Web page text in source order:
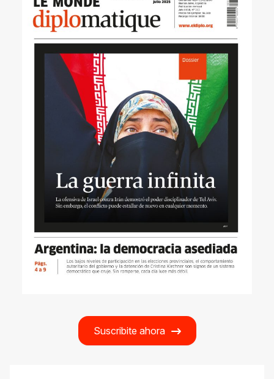
Suscribite ahora